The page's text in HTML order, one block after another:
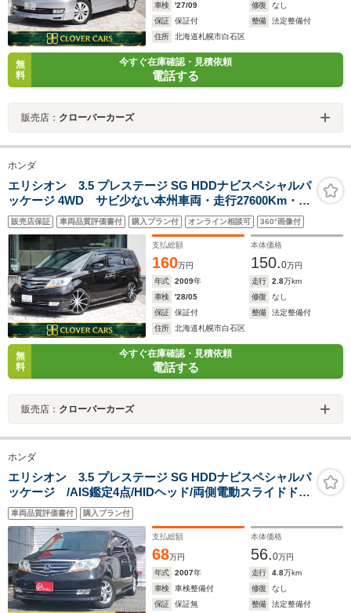
車検
'27/09 修復
なし
保証
保証付 整備
法定整備付
住所
北海道札幌市白石区
無
料
今すぐ在庫確認・見積依頼
電話する
販売店： クローバーカーズ
ホンダ
エリシオン 3.5 プレステージ SG HDDナビスペシャルパ
ッケージ 4WD サビ少ない本州車両・走行27600Km・純
正HDD・フルセグ・バックカメラ・後席モニター・RSR
車高調・VENERDI20インチAW・両側パワスラ・スマー
トキー・ETC・1年保証付・試乗可
販売店保証 車両品質評価書付 購入プラン付 オンライン相談可 360°画像付
支払総額
160万円
本体価格
150.0万円
年式
2009年 走行 2.8万km
車検
'28/05 修復
なし
保証
保証付 整備
法定整備付
住所
北海道札幌市白石区
無
料
今すぐ在庫確認・見積依頼
電話する
販売店： クローバーカーズ
ホンダ
エリシオン 3.5 プレステージ SG HDDナビスペシャルパ
ッケージ /AIS鑑定4点/HIDヘッド/両側電動スライドド
ア/レザーシート/リアフィルム貼り/クルーズC/純正ナ
ビ/CD・DVD/ミュージックサーバー/バックモニター/リア
フリップダウンモニター(純正ヘッドホン付き)/ETC
車両品質評価書付 購入プラン付
支払総額
68万円
本体価格
56.0万円
年式
2007年 走行 4.8万km
車検
車検整備付 修復
なし
保証
保証無 整備
法定整備付